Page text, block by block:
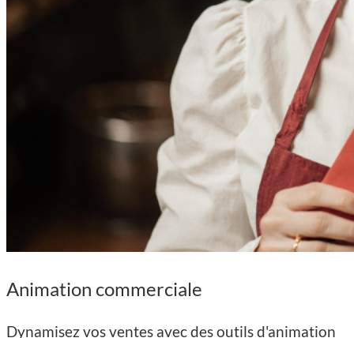
Animation commerciale
Dynamisez vos ventes avec des outils d'animation